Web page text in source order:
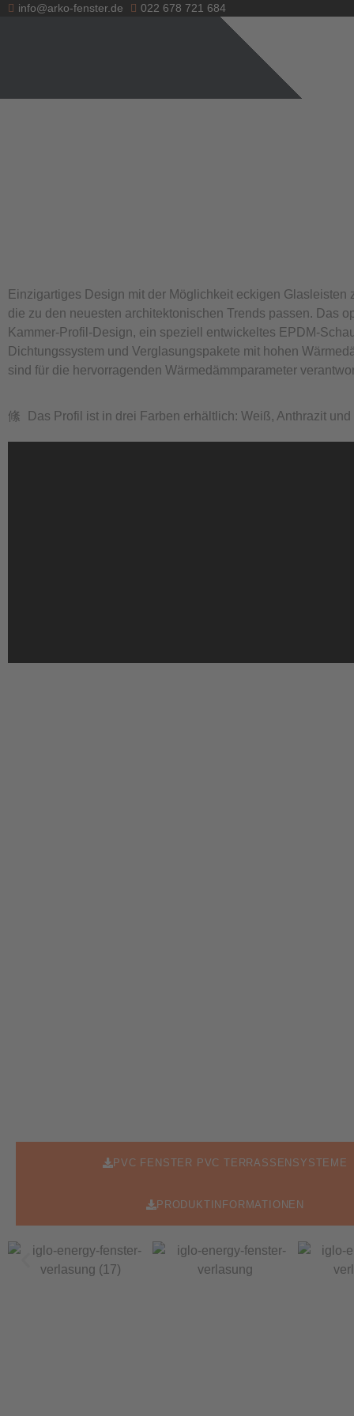
info@arko-fenster.de 022 678 721 684
Einzigartiges Design mit der Möglichkeit eckigen Glasleisten
die zu den neuesten architektonischen Trends passen. Das
Kammer-Profil-Design, ein speziell entwickeltes EPDM-
Dichtungssystem und Verglasungspakete mit hohen
sind für die hervorragenden Wärmedämmparameter
Das Profil ist in drei Farben erhältlich: Weiß, Anthrazit und
PVC FENSTER PVC TERRASSENSYSTEME
PRODUKTINFORMATIONEN